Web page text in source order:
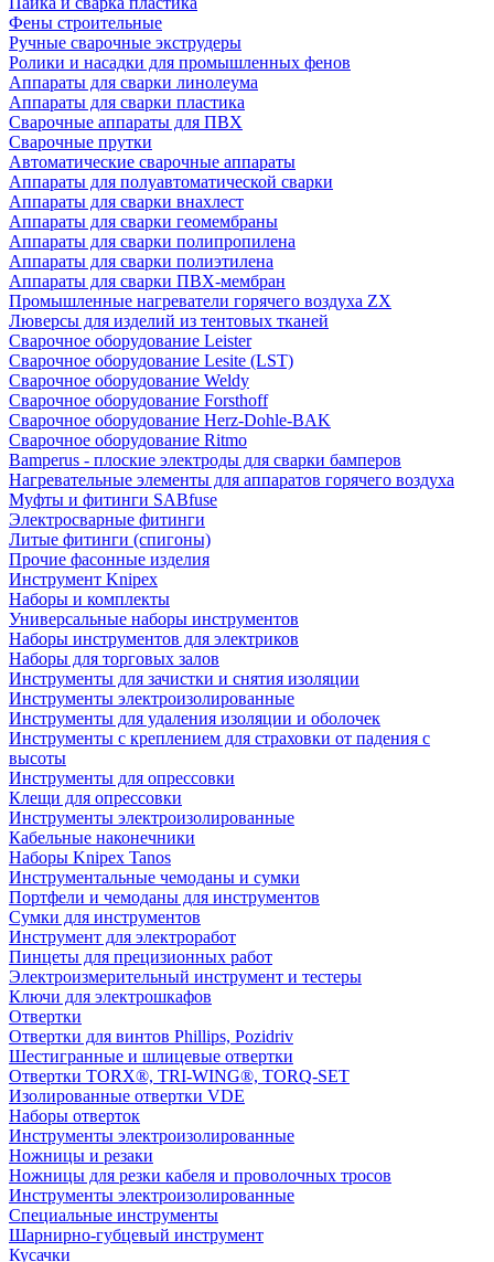
Фены строительные
Ручные сварочные экструдеры
Ролики и насадки для промышленных фенов
Аппараты для сварки линолеума
Аппараты для сварки пластика
Сварочные аппараты для ПВХ
Сварочные прутки
Автоматические сварочные аппараты
Аппараты для полуавтоматической сварки
Аппараты для сварки внахлест
Аппараты для сварки геомембраны
Аппараты для сварки полипропилена
Аппараты для сварки полиэтилена
Аппараты для сварки ПВХ-мембран
Промышленные нагреватели горячего воздуха ZX
Люверсы для изделий из тентовых тканей
Сварочное оборудование Leister
Сварочное оборудование Lesite (LST)
Сварочное оборудование Weldy
Сварочное оборудование Forsthoff
Сварочное оборудование Herz-Dohle-BAK
Сварочное оборудование Ritmo
Bamperus - плоские электроды для сварки бамперов
Нагревательные элементы для аппаратов горячего воздуха
Муфты и фитинги SABfuse
Электросварные фитинги
Литые фитинги (спигоны)
Прочие фасонные изделия
Инструмент Knipex
Наборы и комплекты
Универсальные наборы инструментов
Наборы инструментов для электриков
Наборы для торговых залов
Инструменты для зачистки и снятия изоляции
Инструменты электроизолированные
Инструменты для удаления изоляции и оболочек
Инструменты с креплением для страховки от падения с
высоты
Инструменты для опрессовки
Клещи для опрессовки
Инструменты электроизолированные
Кабельные наконечники
Наборы Knipex Tanos
Инструментальные чемоданы и сумки
Портфели и чемоданы для инструментов
Сумки для инструментов
Инструмент для электроработ
Пинцеты для прецизионных работ
Электроизмерительный инструмент и тестеры
Ключи для электрошкафов
Отвертки
Отвертки для винтов Phillips, Pozidriv
Шестигранные и шлицевые отвертки
Отвертки TORX®, TRI-WING®, TORQ-SET
Изолированные отвертки VDE
Наборы отверток
Инструменты электроизолированные
Ножницы и резаки
Ножницы для резки кабеля и проволочных тросов
Инструменты электроизолированные
Специальные инструменты
Шарнирно-губцевый инструмент
Кусачки